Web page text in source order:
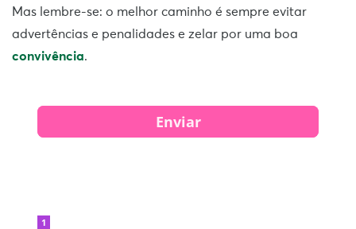
Mas lembre-se: o melhor caminho é sempre evitar
advertências e penalidades e zelar por uma boa
convivência.